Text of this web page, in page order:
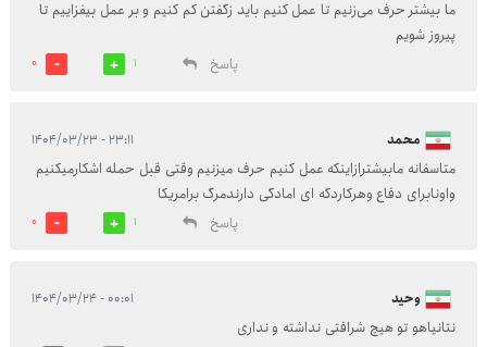
ما بیشتر حرف می‌زنیم تا عمل کنیم باید زگفتن کم کنیم و بر عمل بیفزاییم تا
پیروز شویم
پاسخ
1
0
محمد ۲۳:۱۱ - ۱۴۰۴/۰۳/۲۳
متاسفانه مابیشترازاینکه عمل کنیم حرف میزنیم وقتی قبل حمله اشکارمیکنیم
واونابرای دفاع وهرکاردگه ای امادگی دارندمرگ برامریکا
پاسخ
1
0
وحید ۰۰:۰۱ - ۱۴۰۴/۰۳/۲۴
نتانیاهو تو هیچ شرافتی نداشته و نداری